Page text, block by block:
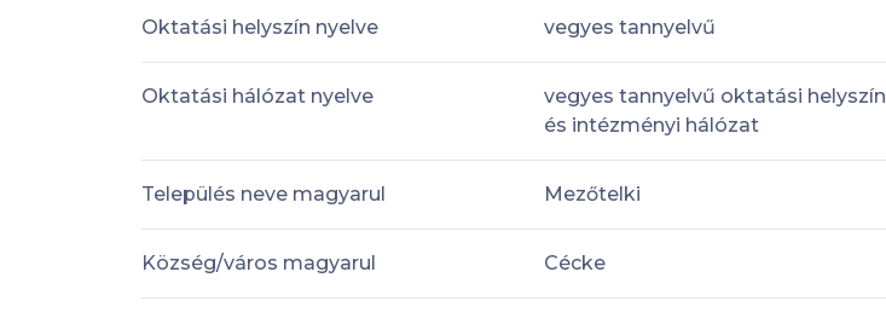
Oktatási helyszín nyelve vegyes tannyelvű
Oktatási hálózat nyelve
vegyes tannyelvű oktatási helyszín
és intézményi hálózat
Település neve magyarul Mezőtelki
Község/város magyarul Cécke